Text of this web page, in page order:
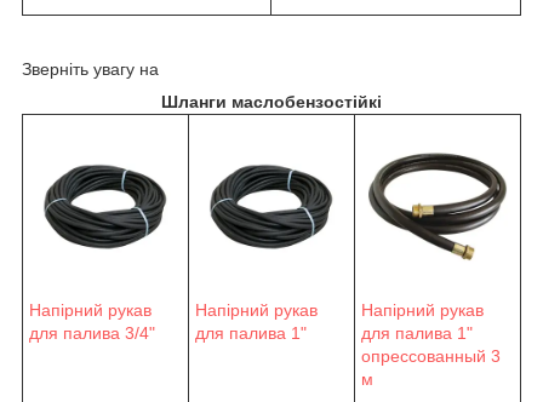
Зверніть увагу на
Шланги маслобензостійкі
Напірний рукав
для палива 3/4"
Напірний рукав
для палива 1"
Напірний рукав
для палива 1"
опрессованный 3
м